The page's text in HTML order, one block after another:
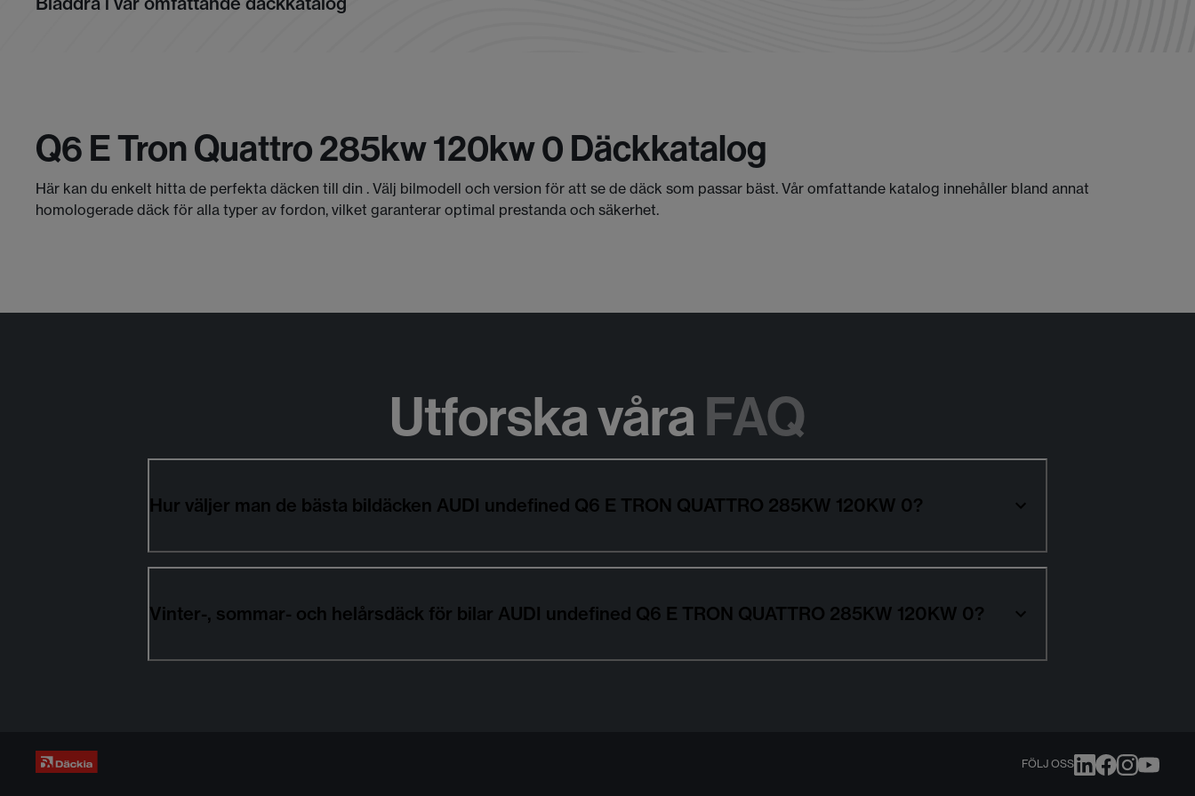
Q6 E Tron Quattro 285kw 120kw 0 Däckkatalog
Här kan du enkelt hitta de perfekta däcken till din . Välj bilmodell och version för att se de däck som passar bäst. Vår omfattande katalog innehåller bland annat
homologerade däck för alla typer av fordon, vilket garanterar optimal prestanda och säkerhet.
Utforska våraFAQ
Hur väljer man de bästa bildäcken AUDI undefined Q6 E TRON QUATTRO 285KW 120KW 0?
Vinter-, sommar- och helårsdäck för bilar AUDI undefined Q6 E TRON QUATTRO 285KW 120KW 0?
FÖLJ OSS